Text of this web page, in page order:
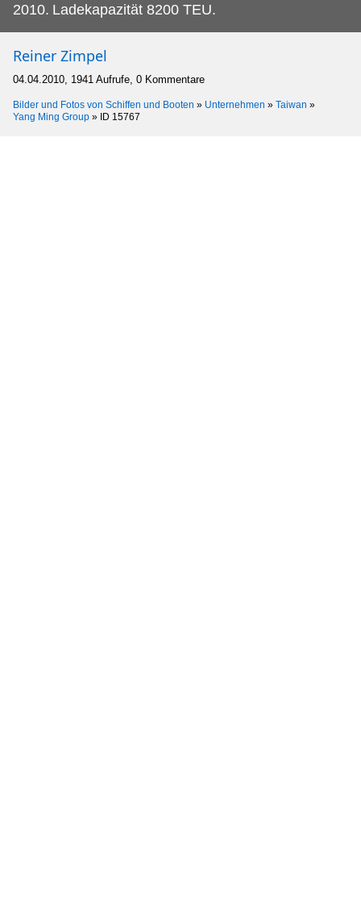
2010. Ladekapazität 8200 TEU.
Reiner Zimpel
04.04.2010, 1941 Aufrufe, 0 Kommentare
Bilder und Fotos von Schiffen und Booten » Unternehmen » Taiwan »
Yang Ming Group » ID 15767